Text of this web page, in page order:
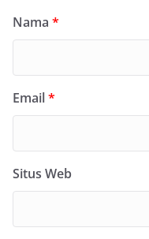
Nama *
Email*
Situs Web